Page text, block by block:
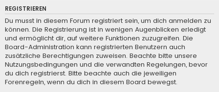
REGISTRIEREN
Du musst in diesem Forum registriert sein, um dich anmelden zu
können. Die Registrierung ist in wenigen Augenblicken erledigt
und ermöglicht dir, auf weitere Funktionen zuzugreifen. Die
Board-Administration kann registrierten Benutzern auch
zusätzliche Berechtigungen zuweisen. Beachte bitte unsere
Nutzungsbedingungen und die verwandten Regelungen, bevor
du dich registrierst. Bitte beachte auch die jeweiligen
Forenregeln, wenn du dich in diesem Board bewegst.